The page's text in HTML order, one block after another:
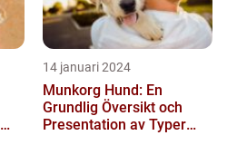
14 januari 2024
Munkorg Hund: En
Grundlig Översikt och
Presentation av Typer